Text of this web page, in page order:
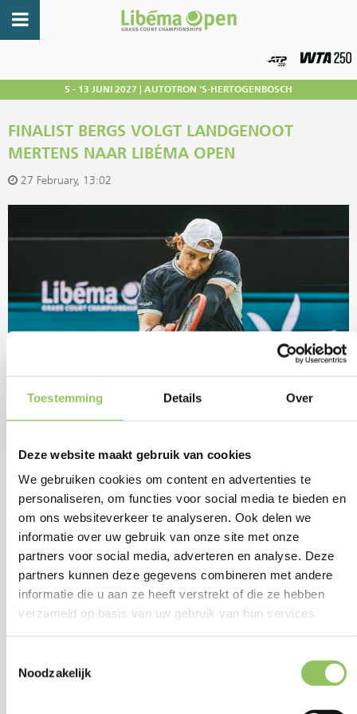
Toestemming Details Over
Deze website maakt gebruik van cookies
We gebruiken cookies om content en advertenties te
personaliseren, om functies voor social media te bieden en
om ons websiteverkeer te analyseren. Ook delen we
informatie over uw gebruik van onze site met onze
partners voor social media, adverteren en analyse. Deze
partners kunnen deze gegevens combineren met andere
informatie die u aan ze heeft verstrekt of die ze hebben
verzameld op basis van uw gebruik van hun services.
Noodzakelijk
5 - 13 JUNI 2027 | AUTOTRON 'S-HERTOGENBOSCH
FINALIST BERGS VOLGT LANDGENOOT
MERTENS NAAR LIBÉMA OPEN
27 February, 13:02
Komen er deze zomer opnieuw Belgische finales op Libéma Open?
Na de aankondiging dat Elise Mertens dit jaar haar WTA-titel komt
verdedigen heeft ook haar landgenoot Zizou Bergs zijn komst naar het
Autotron ’s-Hertogenbosch bevestigd.
Bergs speelde vorig jaar de ATP-finale met veel Belgische fans op de
tribune. De 26-jarige speler uit Lommel is een echte publieksspeler en
krijgt met zijn spel regelmatig de handen op elkaar. ‘We gaan er weer
een feestje van maken’, aldus de sympathieke Belg.
toernooizege.
Vorig jaar moest hij na een spannende eindstrijd buigen voor Gabriel